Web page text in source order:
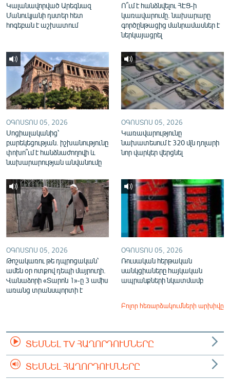
Կալանավորված Արեգնազ
Մանուկյանի դստեր հետ
հոգեբան է աշխատում
Ո՞ւմ է հանձնվելու ՀԷՑ-ի
կառավարումը. նախարարը
գործընթացից մանրամասներ է
ներկայացրել
ՕԳՈՍՏՈՍ 05, 2026
Սոցիալականից՝
բարեկեցության. իշխանությունը
փոխո՞ւմ է հանձնաժողովի և
նախարարության անվանումը
ՕԳՈՍՏՈՍ 05, 2026
Կառավարությունը
նախատեսում է 320 մլն դոլարի
նոր վարկեր վերցնել
ՕԳՈՍՏՈՍ 05, 2026
Թոշակառու թե դպրոցական՝
ամեն օր ոտքով դեպի մայրուղի.
Վանաձորի «Տարոն 1»-ը 3 ամիս
առանց տրանսպորտի է
ՕԳՈՍՏՈՍ 05, 2026
Ռուսական հերթական
սանկցիաները հայկական
ապրանքների նկատմամբ
Բոլոր հեռարձակումների արխիվը
ՏԵՍՆԵԼ TV ՀԱՂՈՐԴՈՒՄՆԵՐԸ
ՏԵՍՆԵԼ ՀԱՂՈՐԴՈՒՄՆԵՐԸ